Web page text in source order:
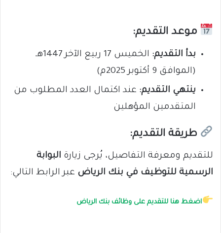
موعد التقديم:
بدأ التقديم:
الخميس 17 ربيع الآخر 1447هـ
(الموافق 9 أكتوبر 2025م)
ينتهي التقديم: عند اكتمال العدد المطلوب من
المتقدمين المؤهلين
طريقة التقديم:
للتقديم ومعرفة التفاصيل، يُرجى زيارة البوابة
الرسمية للتوظيف في بنك الرياض عبر الرابط التالي:
اضغط هنا للتقديم على وظائف بنك الرياض